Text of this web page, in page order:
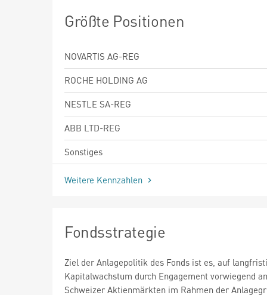
Größte Positionen
NOVARTIS AG-REG
ROCHE HOLDING AG
NESTLE SA-REG
ABB LTD-REG
Sonstiges
Weitere Kennzahlen
Fondsstrategie
Ziel der Anlagepolitik des Fonds ist es, auf
Kapitalwachstum durch Engagement vorwiegend
Schweizer Aktienmärkten im Rahmen der